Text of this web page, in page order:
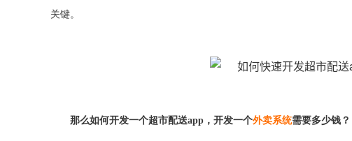
关键。
那么如何开发一个超市配送app，开发一个外卖系统需要多少钱？